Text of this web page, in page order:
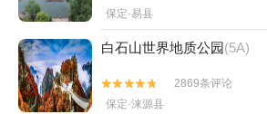
保定·易县
白石山世界地质公园(5A)


2869条评论
保定·涞源县